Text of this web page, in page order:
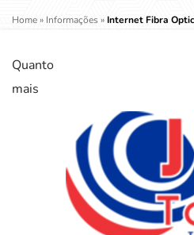
Home» Informações» Internet Fibra
Quanto
mais